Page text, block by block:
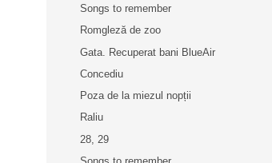
Songs to remember
Romgleză de zoo
Gata. Recuperat bani BlueAir
Concediu
Poza de la miezul nopții
Raliu
28, 29